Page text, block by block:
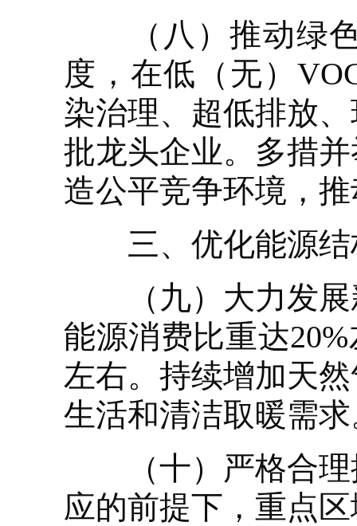
（八）推动绿色
度，在低（无）
染治理、超低排放
批龙头企业。多措
造公平竞争环境，
三、优化能源结
（九）大力发展
能源消费比重达
左右。持续增加天
生活和清洁取暖需
（十）严格合理
应的前提下，重点